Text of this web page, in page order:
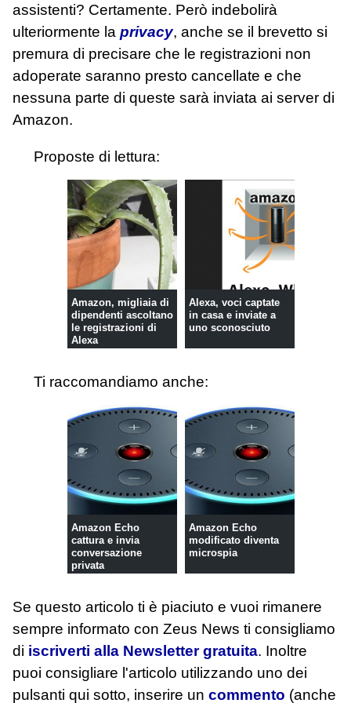
assistenti? Certamente. Però indebolirà
ulteriormente la privacy, anche se il brevetto si
premura di precisare che le registrazioni non
adoperate saranno presto cancellate e che
nessuna parte di queste sarà inviata ai server di
Amazon.
Proposte di lettura:
Amazon, migliaia di
dipendenti ascoltano
le registrazioni di
Alexa
Alexa, voci captate
in casa e inviate a
uno sconosciuto
Ti raccomandiamo anche:
Amazon Echo
cattura e invia
conversazione
privata
Amazon Echo
modificato diventa
microspia
Se questo articolo ti è piaciuto e vuoi rimanere
sempre informato con Zeus News ti consigliamo
di iscriverti alla Newsletter gratuita. Inoltre
puoi consigliare l'articolo utilizzando uno dei
pulsanti qui sotto, inserire un commento (anche